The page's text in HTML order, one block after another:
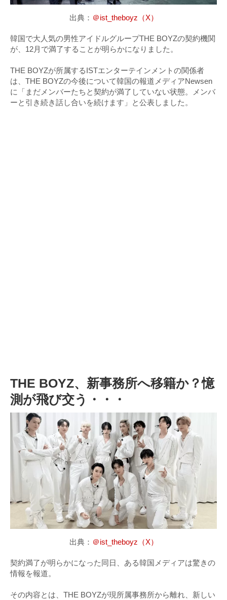
出典： ＠ist_theboyz（X）
韓国で大人気の男性アイドルグループTHE BOYZの契約機関
が、12月で満了することが明らかになりました。
THE BOYZが所属するISTエンターテインメントの関係者
は、THE BOYZの今後について韓国の報道メディアNewsen
に「まだメンバーたちと契約が満了していない状態。メンバ
ーと引き続き話し合いを続けます」と公表しました。
THE BOYZ、新事務所へ移籍か？憶
測が飛び交う・・・
出典： ＠ist_theboyz（X）
契約満了が明らかになった同日、ある韓国メディアは驚きの
情報を報道。
その内容とは、THE BOYZが現所属事務所から離れ、新しい